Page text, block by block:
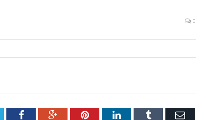
0
FacebookGoogle+PinterestLinkedInTumblr Email